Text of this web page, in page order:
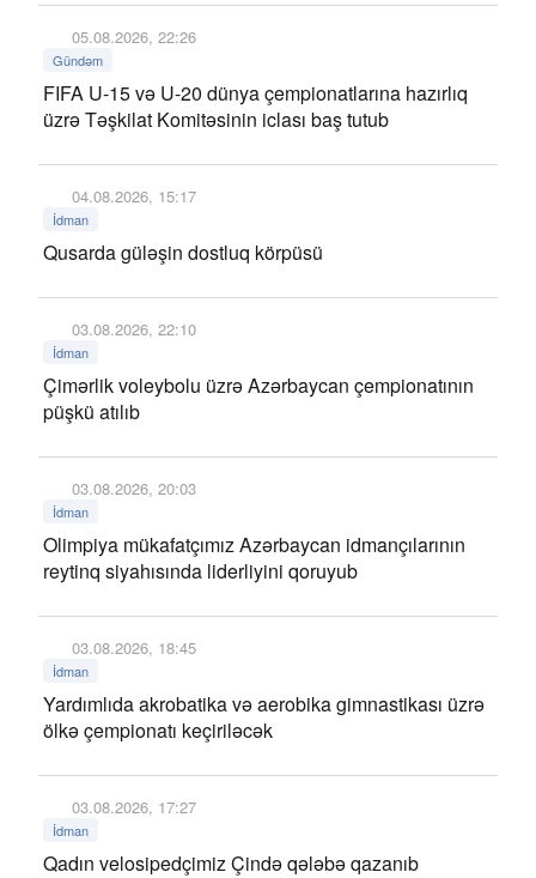
05.08.2026, 22:26
Gündəm
FIFA U-15 və U-20 dünya çempionatlarına hazırlıq
üzrə Təşkilat Komitəsinin iclası baş tutub
04.08.2026, 15:17
İdman
Qusarda güləşin dostluq körpüsü
03.08.2026, 22:10
İdman
Çimərlik voleybolu üzrə Azərbaycan çempionatının
püşkü atılıb
03.08.2026, 20:03
İdman
Olimpiya mükafatçımız Azərbaycan idmançılarının
reytinq siyahısında liderliyini qoruyub
03.08.2026, 18:45
İdman
Yardımlıda akrobatika və aerobika gimnastikası üzrə
ölkə çempionatı keçiriləcək
03.08.2026, 17:27
İdman
Qadın velosipedçimiz Çində qələbə qazanıb